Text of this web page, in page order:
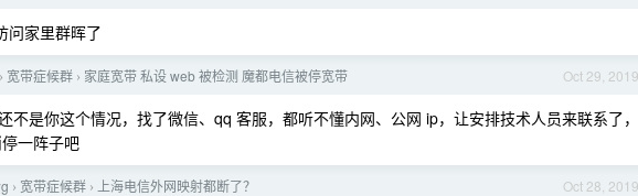
问家里群晖了
Oct 29, 2019
› 宽带症候群 › 家庭宽带 私设 web 被检测 魔都电信被停宽带
不是你这个情况，找了微信、qq 客服，都听不懂内网、公网 ip，让安排技术人员来联系了，
一阵子吧
Oct 28, 2019
› 宽带症候群 › 上海电信外网映射都断了？